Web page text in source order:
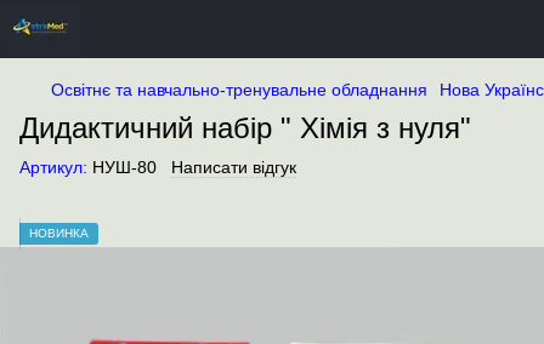
Освітнє та навчально-тренувальне обладнання Нова
Дидактичний набір " Хімія з нуля"
Артикул: НУШ-80 Написати відгук
НОВИНКА